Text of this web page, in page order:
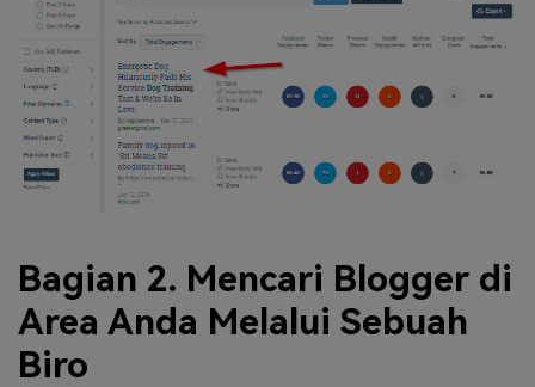
Bagian 2. Mencari Blogger di
Area Anda Melalui Sebuah
Biro